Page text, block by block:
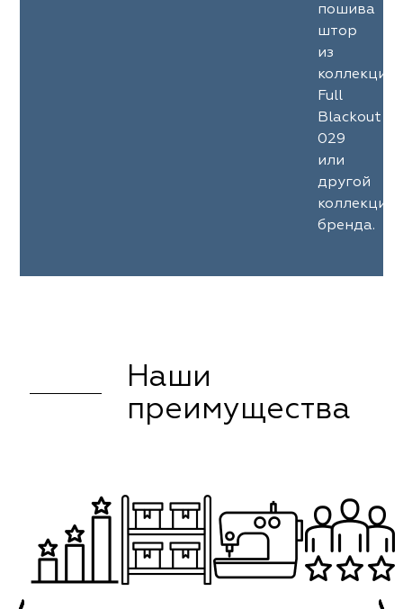
пошива
штор
из
Full
Blackout
029
или
другой
коллекции
бренда.
Наши
преимущества